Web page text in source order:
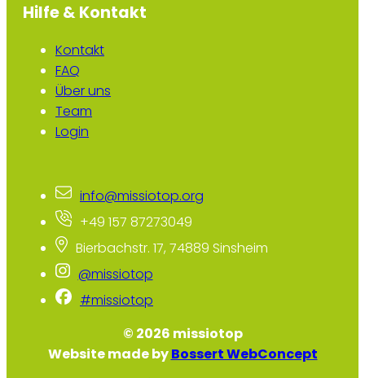
Hilfe & Kontakt
Kontakt
FAQ
Über uns
Team
Login
info@missiotop.org
+49 157 87273049
Bierbachstr. 17, 74889 Sinsheim
@missiotop
#missiotop
© 2026 missiotop
Website made byBossert WebConcept